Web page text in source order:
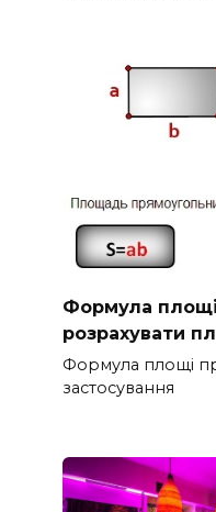
Формула
розрахувати
Формула площі
застосування